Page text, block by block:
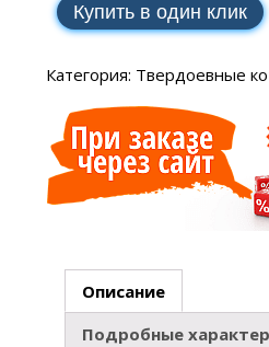
Купить в один клик
Категория: Твердоевные
Описание
Подробные